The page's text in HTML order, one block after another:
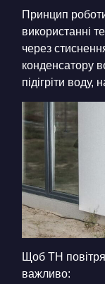
Принцип
використанні
через
конденсатору
підігріти воду,
Щоб ТН
важливо: